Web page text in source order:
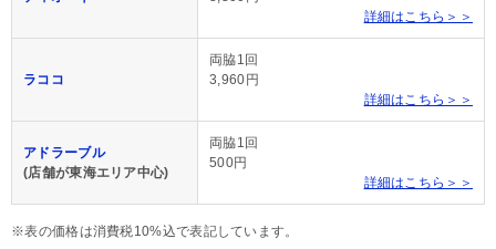
詳細はこちら＞＞
ラココ
両脇1回
3,960円
詳細はこちら＞＞
アドラーブル
(店舗が東海エリア中心)
両脇1回
500円
詳細はこちら＞＞
※表の価格は消費税10%込で表記しています。